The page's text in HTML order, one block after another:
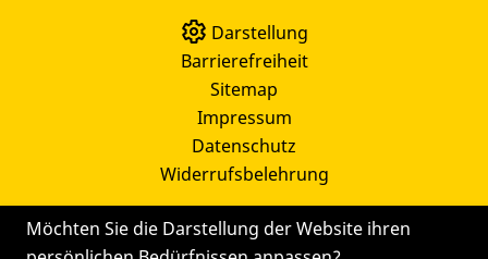
Möchten Sie die Darstellung der Website ihren
Darstellung
Barrierefreiheit
Sitemap
Impressum
Datenschutz
Widerrufsbelehrung